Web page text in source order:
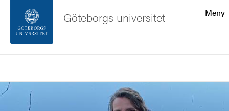
Sidfoten
Om webbplatsen
Meny
Göteborgs universitet
Bild